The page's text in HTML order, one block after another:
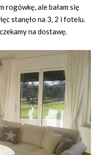
rogówkę, ale bałam się
stanęło na 3, 2 i fotelu.
na dostawę.